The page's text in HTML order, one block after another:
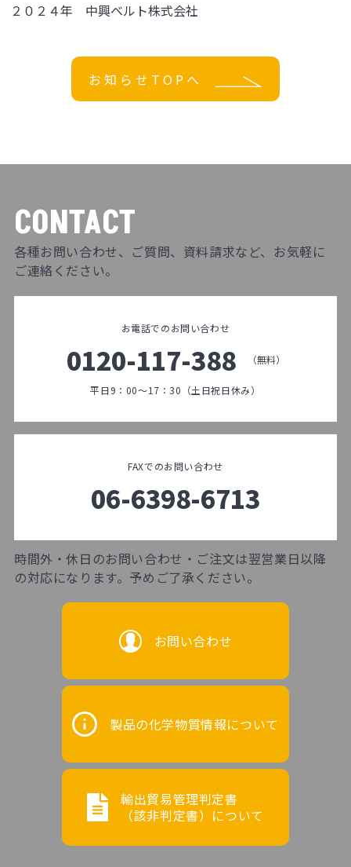
２０２４年 中興ベルト株式会社
お知らせTOPへ
CONTACT
各種お問い合わせ、ご質問、資料請求など、お気軽に
ご連絡ください。
お電話でのお問い合わせ
0120-117-388 （無料）
平日9：00～17：30（土日祝日休み）
FAXでのお問い合わせ
06-6398-6713
時間外・休日のお問い合わせ・ご注文は翌営業日以降
の対応になります。予めご了承ください。
お問い合わせ
製品の化学物質情報について
輸出貿易管理判定書
（該非判定書）について